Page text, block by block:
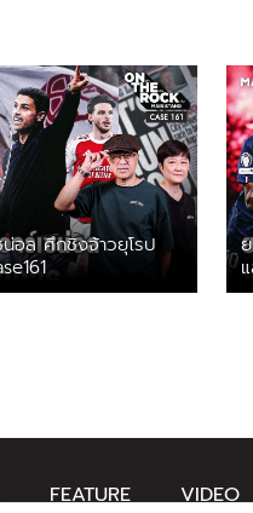
น่อล ศึกชิงจ้าวยุโรป
FEATURE VIDEO